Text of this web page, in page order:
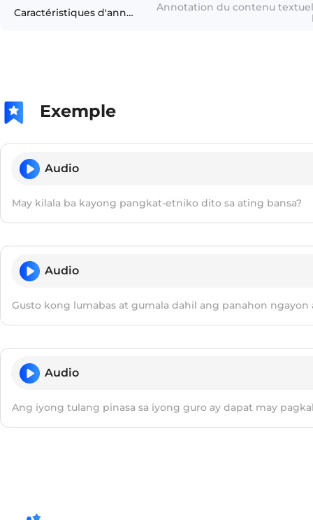
Caractéristiques d'annotation
Annotation du contenu
Exemple
Audio
May kilala ba kayong pangkat-etniko dito sa ating bansa?
Audio
Gusto kong lumabas at gumala dahil ang panahon ngayon
Audio
Ang iyong tulang pinasa sa iyong guro ay dapat may